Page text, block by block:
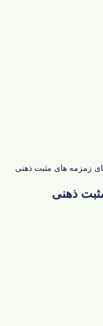
زمزمه های مثبت ذهنی
ذهنی